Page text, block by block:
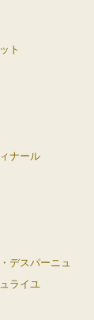
ト
ナール
デスパーニュ
ライユ